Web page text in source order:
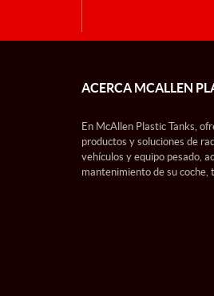
ACERCA MCALLEN
En McAllen Plastic Tanks,
productos y soluciones de
vehículos y equipo pesado,
mantenimiento de su coche,